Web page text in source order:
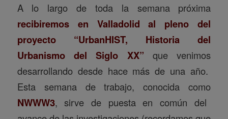
A lo largo de toda la semana próxima
recibiremos en Valladolid al pleno del
proyecto “UrbanHIST, Historia del
Urbanismo del Siglo XX” que venimos
desarrollando desde hace más de una año.
Esta semana de trabajo, conocida como
NWWW3, sirve de puesta en común del